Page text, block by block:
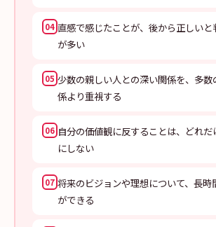
04 直感で感じたことが、後から正しいと
が多い
05 少数の親しい人との深い関係を、多数
係より重視する
06 自分の価値観に反することは、どれ
にしない
07 将来のビジョンや理想について、長時
ができる